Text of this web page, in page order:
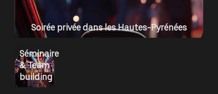
Soirée privée dans les Hautes-Pyrénées
Séminaire
& Team
building